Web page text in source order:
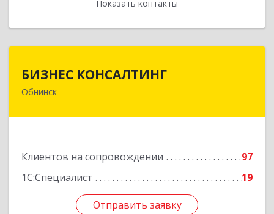
Показать контакты
Назад
БИЗНЕС КОНСАЛТИНГ
Обнинск
Клиентов на сопровождении
97
1С:Специалист
19
Отправить заявку
249032, Калужская обл, Обнинск г, Курчатова ул,
Отправить заявку